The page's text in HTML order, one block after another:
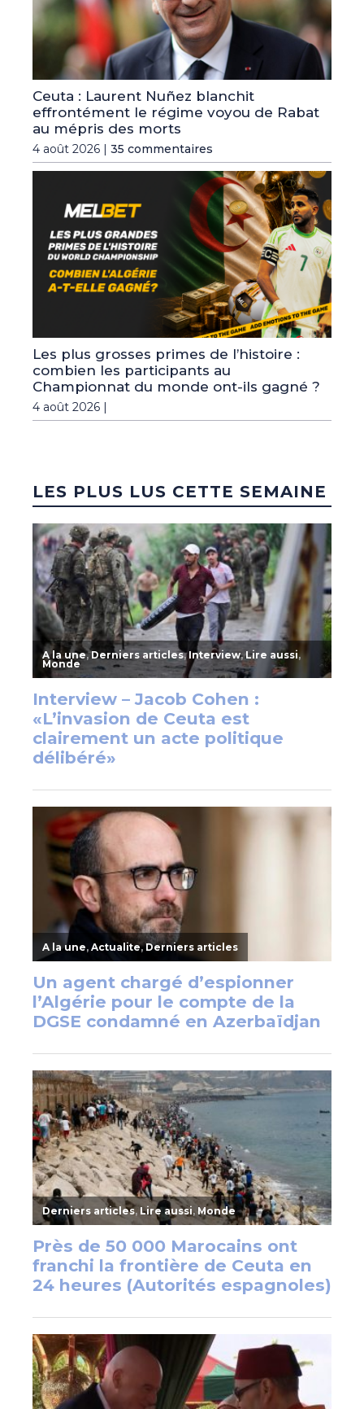
Ceuta : Laurent Nuñez blanchit
effrontément le régime voyou de Rabat
au mépris des morts
4 août 2026 | 35 commentaires
Les plus grosses primes de l’histoire :
combien les participants au
Championnat du monde ont-ils gagné ?
4 août 2026 |
LES PLUS LUS CETTE SEMAINE